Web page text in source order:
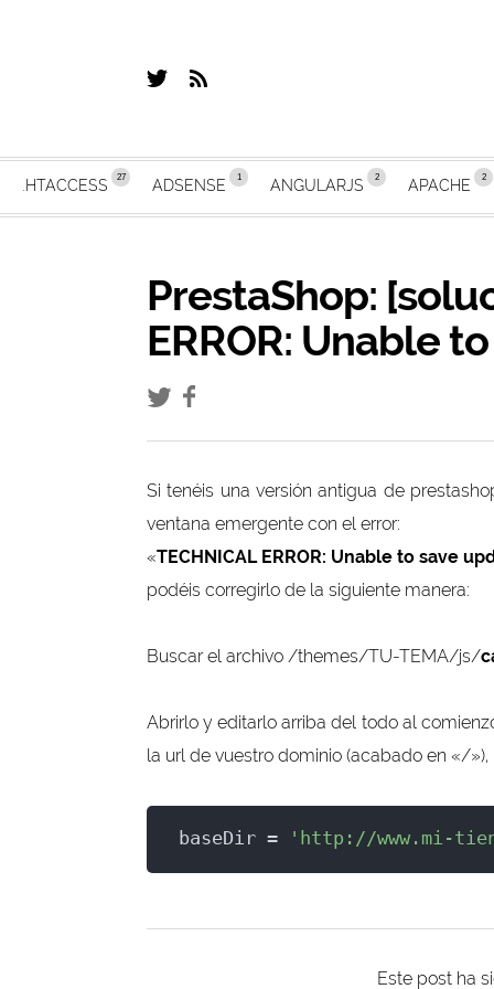
.HTACCESS ADSENSE ANGULARJS APACHE
PrestaShop:
ERROR: Unable
Si tenéis una versión antigua de
ventana emergente con el error:
«TECHNICAL ERROR: Unable to save
podéis corregirlo de la siguiente manera:
Buscar el archivo /themes/TU-TEMA/js/
Abrirlo y editarlo arriba del todo al
la url de vuestro dominio (acabado en «/
baseDir = 'http://www.mi-
Este post ha